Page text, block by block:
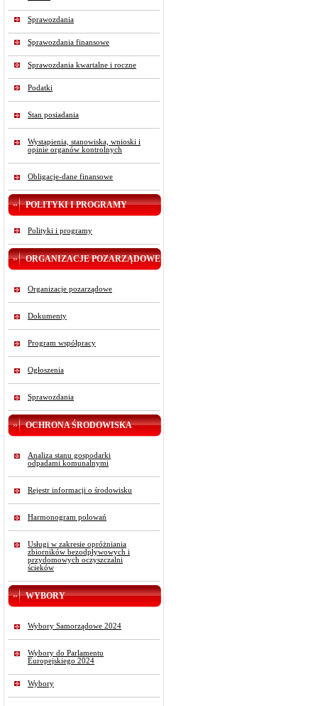
Sprawozdania
Sprawozdania finansowe
Sprawozdania kwartalne i roczne
Podatki
Stan posiadania
Wystąpienia, stanowiska, wnioski i
opinie organów kontrolnych
Obligacje-dane finansowe
POLITYKI I PROGRAMY
Polityki i programy
ORGANIZACJE POZARZĄDOWE
Organizacje pozarządowe
Dokumenty
Program współpracy
Ogłoszenia
Sprawozdania
OCHRONA ŚRODOWISKA
Analiza stanu gospodarki
odpadami komunalnymi
Rejestr informacji o środowisku
Harmonogram polowań
Usługi w zakresie opróżniania
zbiorników bezodpływowych i
przydomowych oczyszczalni
ścieków
WYBORY
Wybory Samorządowe 2024
Wybory do Parlamentu
Europejskiego 2024
Wybory